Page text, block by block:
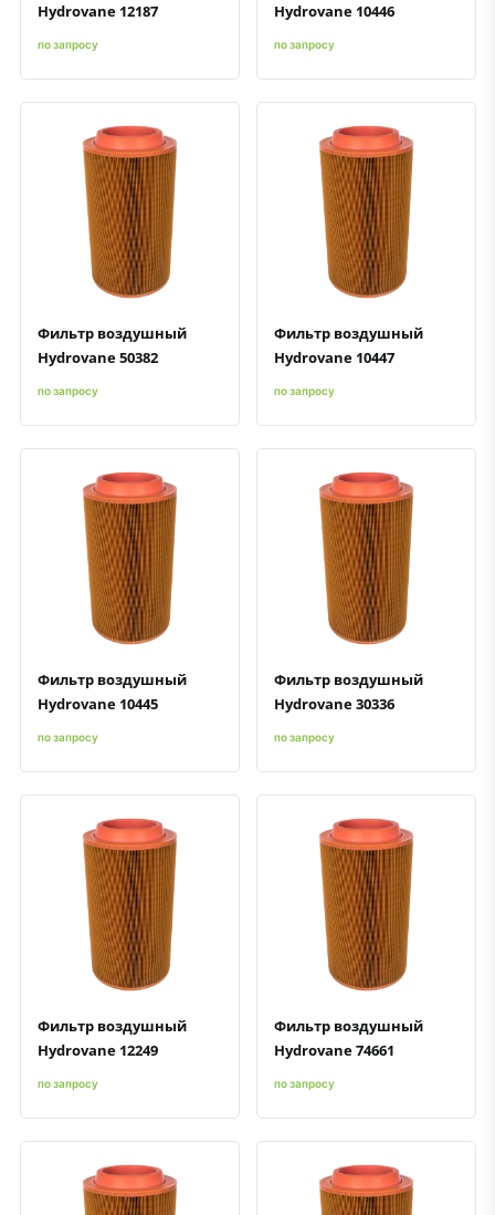
Hydrovane 12187
по запросу
Hydrovane 10446
по запросу
Быстрый просмотрДобавить к сравнению
Добавить в избранное
Фильтр воздушный
Hydrovane 50382
по запросу
Быстрый просмотрДобавить к сравнению
Добавить в избранное
Фильтр воздушный
Hydrovane 10447
по запросу
Быстрый просмотрДобавить к сравнению
Добавить в избранное
Фильтр воздушный
Hydrovane 10445
по запросу
Быстрый просмотрДобавить к сравнению
Добавить в избранное
Фильтр воздушный
Hydrovane 30336
по запросу
Быстрый просмотрДобавить к сравнению
Добавить в избранное
Фильтр воздушный
Hydrovane 12249
по запросу
Быстрый просмотрДобавить к сравнению
Добавить в избранное
Фильтр воздушный
Hydrovane 74661
по запросу